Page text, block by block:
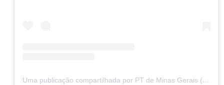
Uma publicação compartilhada por PT de Minas Gerais (@ptdeminas)